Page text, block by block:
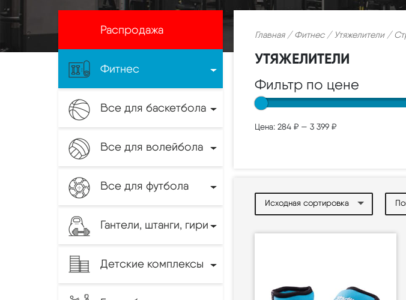
Распродажа
Фитнес
Все для баскетбола
Все для волейбола
Все для футбола
Гантели, штанги, гири
Детские комплексы
Главная/Фитнес/Утяжелители/
УТЯЖЕЛИТЕЛИ
Фильтр по цене
Цена: 284 ₽ — 3 399 ₽